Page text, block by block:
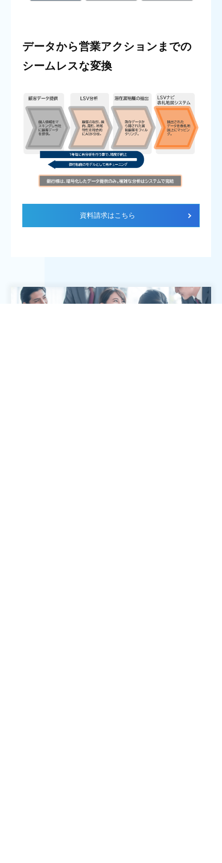
データから営業アクションまでの
シームレスな変換
資料請求はこちら